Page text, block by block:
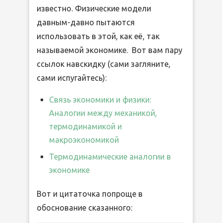
известно. Физические модели
давным-давно пытаются
использовать в этой, как её, так
называемой экономике. Вот вам пару
ссылок навскидку (сами загляните,
сами испугайтесь):
Связь экономики и физики:
Аналогии между механикой,
термодинамикой и
макроэкономикой
Термодинамические аналогии в
экономике
Вот и цитаточка попроще в
обоснование сказанного: